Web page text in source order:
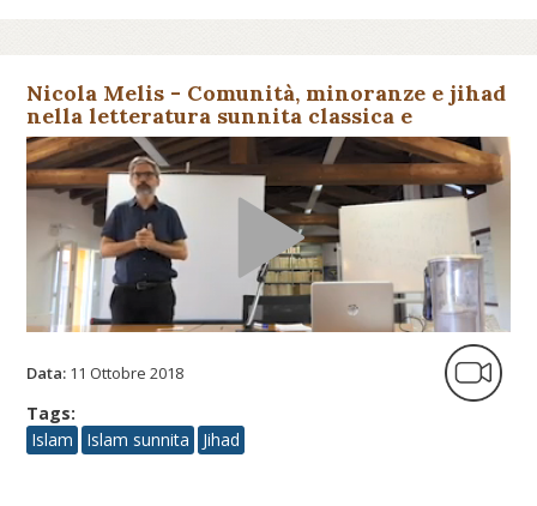
Nicola Melis - Comunità, minoranze e jihad
nella letteratura sunnita classica e
contemporanea
Data: 11 Ottobre 2018
Tags:
Islam
Islam sunnita Jihad